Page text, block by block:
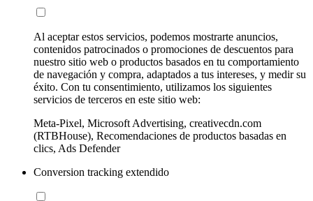
Al aceptar estos servicios, podemos mostrarte anuncios,
contenidos patrocinados o promociones de descuentos para
nuestro sitio web o productos basados en tu comportamiento
de navegación y compra, adaptados a tus intereses, y medir su
éxito. Con tu consentimiento, utilizamos los siguientes
servicios de terceros en este sitio web:
Meta-Pixel, Microsoft Advertising, creativecdn.com
(RTBHouse), Recomendaciones de productos basadas en
clics, Ads Defender
Conversion tracking extendido